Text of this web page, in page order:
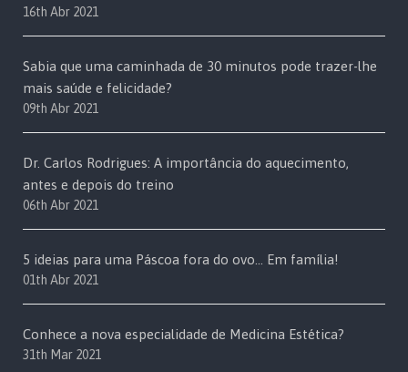
16th Abr 2021
Sabia que uma caminhada de 30 minutos pode trazer-lhe
mais saúde e felicidade?
09th Abr 2021
Dr. Carlos Rodrigues: A importância do aquecimento,
antes e depois do treino
06th Abr 2021
5 ideias para uma Páscoa fora do ovo… Em família!
01th Abr 2021
Conhece a nova especialidade de Medicina Estética?
31th Mar 2021